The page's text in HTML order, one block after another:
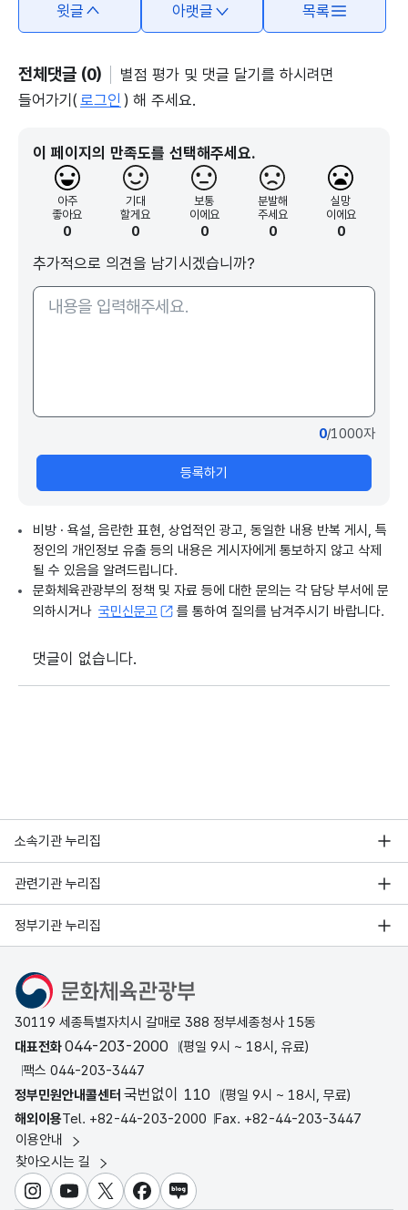
윗글 아랫글 목록
전체댓글 (0)
별점 평가 및 댓글 달기를 하시려면
들어가기( 로그인 ) 해 주세요.
이 페이지의 만족도를 선택해주세요.
아주
좋아요
0
기대
할게요
0
보통
이에요
0
분발해
주세요
0
실망
이에요
0
추가적으로 의견을 남기시겠습니까?
0/1000자
등록하기
비방 · 욕설, 음란한 표현, 상업적인 광고, 동일한 내용 반복 게시, 특
정인의 개인정보 유출 등의 내용은 게시자에게 통보하지 않고 삭제
될 수 있음을 알려드립니다.
문화체육관광부의 정책 및 자료 등에 대한 문의는 각 담당 부서에 문
의하시거나 국민신문고 를 통하여 질의를 남겨주시기 바랍니다.
댓글이 없습니다.
소속기관 누리집
관련기관 누리집
정부기관 누리집
문화체육관광부
30119 세종특별자치시 갈매로 388 정부세종청사 15동
대표전화044-203-2000
(평일 9시 ~ 18시, 유료)
팩스 044-203-3447
정부민원안내콜센터 국번없이 110
(평일 9시 ~ 18시, 무료)
해외이용Tel. +82-44-203-2000 Fax. +82-44-203-3447
이용안내
찾아오시는 길
인스타그램
유튜브X 페이스북
블로그